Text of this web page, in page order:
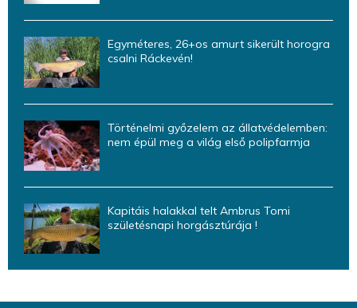
Egyméteres, 26+os amurt sikerült horogra
csalni Ráckevén!
Történelmi győzelem az állatvédelemben:
nem épül meg a világ első polipfarmja
Kapitáis halakkal telt Ambrus Tomi
születésnapi horgásztúrája !